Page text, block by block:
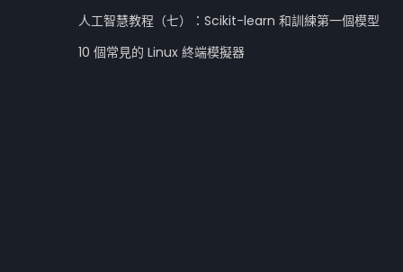
人工智慧教程（七）：Scikit-learn 和訓練第一個模型
10 個常見的 Linux 終端模擬器